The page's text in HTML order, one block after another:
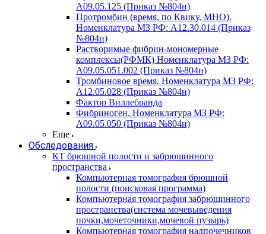
A09.05.125 (Приказ №804н)
Протромбин (время, по Квику, МНО).
Номенклатура МЗ РФ: A12.30.014 (Приказ
№804н)
Растворимые фибрин-мономерные
комплексы(РФМК) Номенклатура МЗ РФ:
A09.05.051.002 (Приказ №804н)
Тромбиновое время. Номенклатура МЗ РФ:
A12.05.028 (Приказ №804н)
Фактор Виллебранда
Фибриноген. Номенклатура МЗ РФ:
A09.05.050 (Приказ №804н)
Еще
Обследования
КТ брюшной полости и забрюшинного
пространства
Компьютерная томография брюшной
полости (поисковая программа)
Компьютерная томография забрюшинного
пространства(система мочевыведения
почки,мочеточники,мочевой пузырь)
Компьютерная томография надпочечников